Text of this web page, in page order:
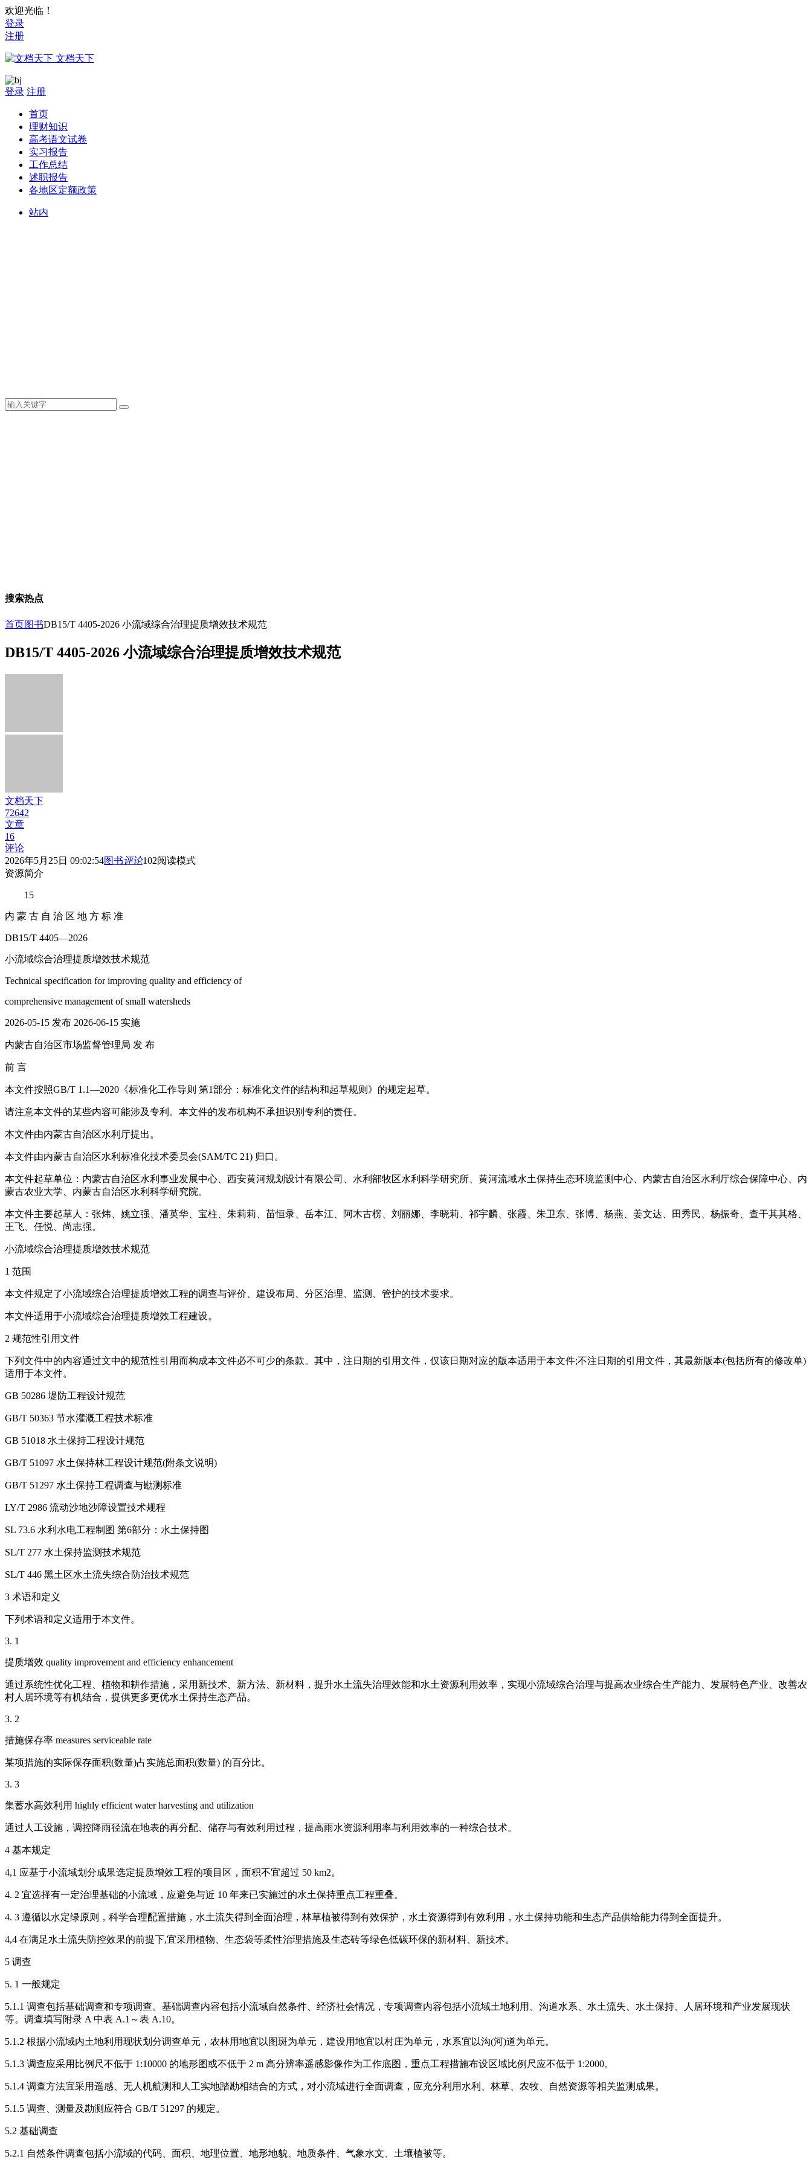
欢迎光临！
登录
注册
文档天下
登录 注册
首页
理财知识
高考语文试卷
实习报告
工作总结
述职报告
各地区定额政策
站内
搜索热点
首页图书DB15/T 4405-2026 小流域综合治理提质增效技术规范
DB15/T 4405-2026 小流域综合治理提质增效技术规范
文档天下
72642
文章
16
评论
2026年5月25日 09:02:54图书评论102阅读模式
资源简介
15
内 蒙 古 自 治 区 地 方 标 准
DB15/T 4405—2026
小流域综合治理提质增效技术规范
Technical specification for improving quality and efficiency of
comprehensive management of small watersheds
2026-05-15 发布 2026-06-15 实施
内蒙古自治区市场监督管理局 发 布
前 言
本文件按照GB/T 1.1—2020《标准化工作导则 第1部分：标准化文件的结构和起草规则》的规定起草。
请注意本文件的某些内容可能涉及专利。本文件的发布机构不承担识别专利的责任。
本文件由内蒙古自治区水利厅提出。
本文件由内蒙古自治区水利标准化技术委员会(SAM/TC 21) 归口。
本文件起草单位：内蒙古自治区水利事业发展中心、西安黄河规划设计有限公司、水利部牧区水利科学研究所、黄河流域水土保持生态环境监测中心、内蒙古自治区水利厅综合保障中心、内
蒙古农业大学、内蒙古自治区水利科学研究院。
本文件主要起草人：张炜、姚立强、潘英华、宝柱、朱莉莉、苗恒录、岳本江、阿木古楞、刘丽娜、李晓莉、祁宇麟、张霞、朱卫东、张博、杨燕、姜文达、田秀民、杨振奇、查干其其格、
王飞、任悦、尚志强。
小流域综合治理提质增效技术规范
1 范围
本文件规定了小流域综合治理提质增效工程的调查与评价、建设布局、分区治理、监测、管护的技术要求。
本文件适用于小流域综合治理提质增效工程建设。
2 规范性引用文件
下列文件中的内容通过文中的规范性引用而构成本文件必不可少的条款。其中，注日期的引用文件，仅该日期对应的版本适用于本文件;不注日期的引用文件，其最新版本(包括所有的修改单)
适用于本文件。
GB 50286 堤防工程设计规范
GB/T 50363 节水灌溉工程技术标准
GB 51018 水土保持工程设计规范
GB/T 51097 水土保持林工程设计规范(附条文说明)
GB/T 51297 水土保持工程调查与勘测标准
LY/T 2986 流动沙地沙障设置技术规程
SL 73.6 水利水电工程制图 第6部分：水土保持图
SL/T 277 水土保持监测技术规范
SL/T 446 黑土区水土流失综合防治技术规范
3 术语和定义
下列术语和定义适用于本文件。
3. 1
提质增效 quality improvement and efficiency enhancement
通过系统性优化工程、植物和耕作措施，采用新技术、新方法、新材料，提升水土流失治理效能和水土资源利用效率，实现小流域综合治理与提高农业综合生产能力、发展特色产业、改善农
村人居环境等有机结合，提供更多更优水土保持生态产品。
3. 2
措施保存率 measures serviceable rate
某项措施的实际保存面积(数量)占实施总面积(数量) 的百分比。
3. 3
集蓄水高效利用 highly efficient water harvesting and utilization
通过人工设施，调控降雨径流在地表的再分配、储存与有效利用过程，提高雨水资源利用率与利用效率的一种综合技术。
4 基本规定
4,1 应基于小流域划分成果选定提质增效工程的项目区，面积不宜超过 50 km2。
4. 2 宜选择有一定治理基础的小流域，应避免与近 10 年来已实施过的水土保持重点工程重叠。
4. 3 遵循以水定绿原则，科学合理配置措施，水土流失得到全面治理，林草植被得到有效保护，水土资源得到有效利用，水土保持功能和生态产品供给能力得到全面提升。
4,4 在满足水土流失防控效果的前提下,宜采用植物、生态袋等柔性治理措施及生态砖等绿色低碳环保的新材料、新技术。
5 调查
5. 1 一般规定
5.1.1 调查包括基础调查和专项调查。基础调查内容包括小流域自然条件、经济社会情况，专项调查内容包括小流域土地利用、沟道水系、水土流失、水土保持、人居环境和产业发展现状
等。调查填写附录 A 中表 A.1～表 A.10。
5.1.2 根据小流域内土地利用现状划分调查单元，农林用地宜以图斑为单元，建设用地宜以村庄为单元，水系宜以沟(河)道为单元。
5.1.3 调查应采用比例尺不低于 1:10000 的地形图或不低于 2 m 高分辨率遥感影像作为工作底图，重点工程措施布设区域比例尺应不低于 1:2000。
5.1.4 调查方法宜采用遥感、无人机航测和人工实地踏勘相结合的方式，对小流域进行全面调查，应充分利用水利、林草、农牧、自然资源等相关监测成果。
5.1.5 调查、测量及勘测应符合 GB/T 51297 的规定。
5.2 基础调查
5.2.1 自然条件调查包括小流域的代码、面积、地理位置、地形地貌、地质条件、气象水文、土壤植被等。